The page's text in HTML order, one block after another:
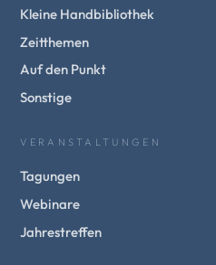
Kleine Handbibliothek
Zeitthemen
Auf den Punkt
Sonstige
VERANSTALTUNGEN
Tagungen
Webinare
Jahrestreffen